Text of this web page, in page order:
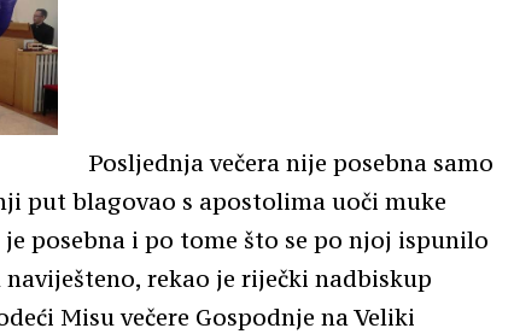
Posljednja večera nije posebna samo
put blagovao s apostolima uoči muke
posebna i po tome što se po njoj ispunilo
rekao je riječki nadbiskup
Misu večere Gospodnje na Veliki